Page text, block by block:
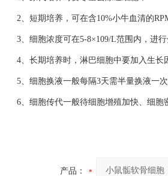
2、短期培养，可在含10%小牛血清的
3、细胞浓度可在5-8×109/L范围内，进行
4、长期培养时，淋巴细胞中要加入生长
5、细胞换液一般每隔3天需半量换液一次
6、细胞传代一般待细胞增殖加快、细胞
产品：